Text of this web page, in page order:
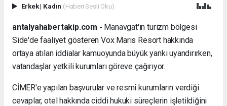
Erkek| Kadın (Haberi Sesli Oku)
antalyahabertakip.com - Manavgat'ın turizm bölgesi
Side'de faaliyet gösteren Vox Maris Resort hakkında
ortaya atılan iddialar kamuoyunda büyük yankı uyandırırken,
vatandaşlar yetkili kurumları göreve çağırıyor.
CİMER'e yapılan başvurular ve resmî kurumların verdiği
cevaplar, otel hakkında ciddi hukuki süreçlerin işletildiğini